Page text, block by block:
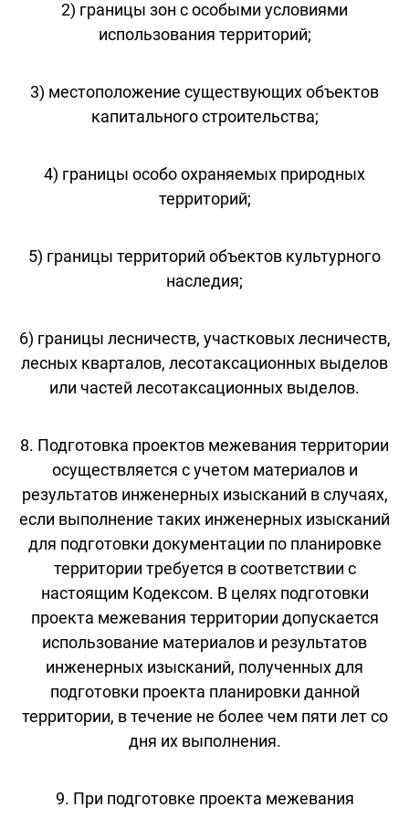
2) границы зон с особыми условиями
использования территорий;
3) местоположение существующих объектов
капитального строительства;
4) границы особо охраняемых природных
территорий;
5) границы территорий объектов культурного
наследия;
6) границы лесничеств, участковых лесничеств,
лесных кварталов, лесотаксационных выделов
или частей лесотаксационных выделов.
8. Подготовка проектов межевания территории
осуществляется с учетом материалов и
результатов инженерных изысканий в случаях,
если выполнение таких инженерных изысканий
для подготовки документации по планировке
территории требуется в соответствии с
настоящим Кодексом. В целях подготовки
проекта межевания территории допускается
использование материалов и результатов
инженерных изысканий, полученных для
подготовки проекта планировки данной
территории, в течение не более чем пяти лет со
дня их выполнения.
9. При подготовке проекта межевания